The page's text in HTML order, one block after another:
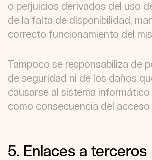
o perjuicios derivados del uso
de la falta de disponibilidad,
correcto funcionamiento del
Tampoco se responsabiliza de
de seguridad ni de los daños
causarse al sistema informático
como consecuencia del acceso
5. Enlaces a terceros